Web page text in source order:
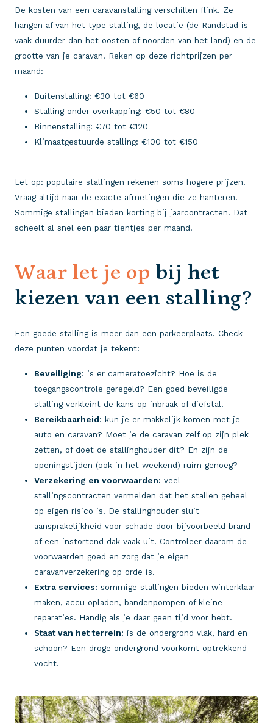
De kosten van een caravanstalling verschillen flink. Ze
hangen af van het type stalling, de locatie (de Randstad is
vaak duurder dan het oosten of noorden van het land) en de
grootte van je caravan. Reken op deze richtprijzen per
maand:
Buitenstalling: €30 tot €60
Stalling onder overkapping: €50 tot €80
Binnenstalling: €70 tot €120
Klimaatgestuurde stalling: €100 tot €150
Let op: populaire stallingen rekenen soms hogere prijzen.
Vraag altijd naar de exacte afmetingen die ze hanteren.
Sommige stallingen bieden korting bij jaarcontracten. Dat
scheelt al snel een paar tientjes per maand.
Waar let je op bij het
kiezen van een stalling?
Een goede stalling is meer dan een parkeerplaats. Check
deze punten voordat je tekent:
Beveiliging: is er cameratoezicht? Hoe is de
toegangscontrole geregeld? Een goed beveiligde
stalling verkleint de kans op inbraak of diefstal.
Bereikbaarheid: kun je er makkelijk komen met je
auto en caravan? Moet je de caravan zelf op zijn plek
zetten, of doet de stallinghouder dit? En zijn de
openingstijden (ook in het weekend) ruim genoeg?
Verzekering en voorwaarden: veel
stallingscontracten vermelden dat het stallen geheel
op eigen risico is. De stallinghouder sluit
aansprakelijkheid voor schade door bijvoorbeeld brand
of een instortend dak vaak uit. Controleer daarom de
voorwaarden goed en zorg dat je eigen
caravanverzekering op orde is.
Extra services: sommige stallingen bieden winterklaar
maken, accu opladen, bandenpompen of kleine
reparaties. Handig als je daar geen tijd voor hebt.
Staat van het terrein: is de ondergrond vlak, hard en
schoon? Een droge ondergrond voorkomt optrekkend
vocht.